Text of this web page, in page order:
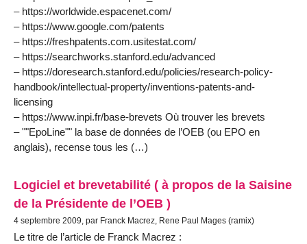
– https://worldwide.espacenet.com/
– https://www.google.com/patents
– https://freshpatents.com.usitestat.com/
– https://searchworks.stanford.edu/advanced
– https://doresearch.stanford.edu/policies/research-policy-
handbook/intellectual-property/inventions-patents-and-
licensing
– https://www.inpi.fr/base-brevets Où trouver les brevets
– ""EpoLine"" la base de données de l’OEB (ou EPO en
anglais), recense tous les (…)
Logiciel et brevetabilité ( à propos de la Saisine
de la Présidente de l’OEB )
4 septembre 2009, par Franck Macrez, Rene Paul Mages (ramix)
Le titre de l’article de Franck Macrez :